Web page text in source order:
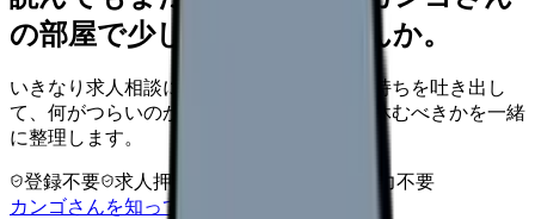
の部屋で少し話してみませんか。
いきなり求人相談には進みません。今の気持ちを吐き出し
て、何がつらいのか、辞めるべきか、少し休むべきかを一緒
に整理します。
登録不要 求人押し売りなし
病院名は入力不要
カンゴさんを知ってから相談する